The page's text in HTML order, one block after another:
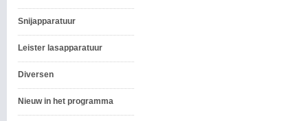
Snijapparatuur
Leister lasapparatuur
Diversen
Nieuw in het programma